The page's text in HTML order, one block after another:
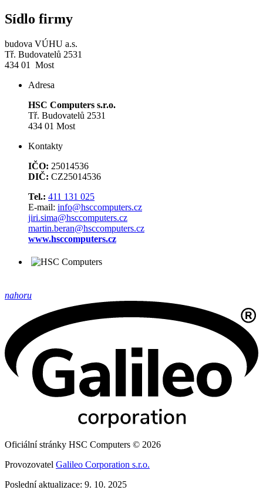
Sídlo firmy
budova VÚHU a.s.
Tř. Budovatelů 2531
434 01 Most
Adresa
HSC Computers s.r.o.
Tř. Budovatelů 2531
434 01 Most
Kontakty
IČO: 25014536
DIČ: CZ25014536
Tel.: 411 131 025
E-mail: info@hsccomputers.cz
jiri.sima@hsccomputers.cz
martin.beran@hsccomputers.cz
www.hsccomputers.cz
nahoru
Oficiální stránky HSC Computers © 2026
Provozovatel Galileo Corporation s.r.o.
Poslední aktualizace: 9. 10. 2025